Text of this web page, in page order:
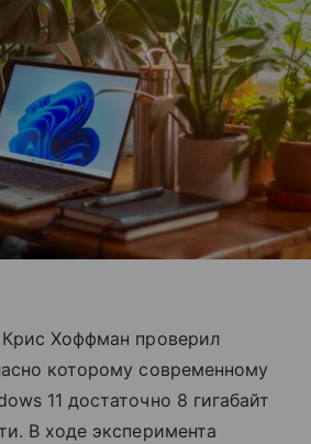
Хоффман проверил
которому современному
11 достаточно 8 гигабайт
В ходе эксперимента